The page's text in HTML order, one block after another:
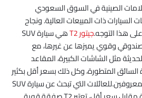
الصينية في السوق السعودي
ذات المبيعات العالية. ونجاح
جيتور T2
هي سيارة SUV
وقوي يميزها عن غيرها، مع
مثل الشاشات الكبيرة، المقاعد
المتطورة، وكل ذلك بسعر أقل بكثير
من المنافسين اليابانيين المعروفين.للعائلات التي تبحث عن سيارة SUV